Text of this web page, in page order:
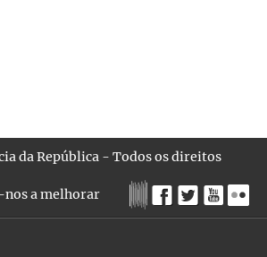
da República - Todos os direitos
a melhorar